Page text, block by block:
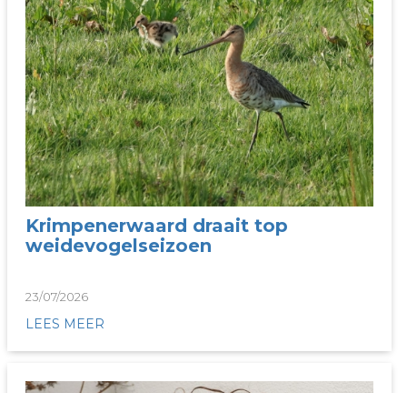
Krimpenerwaard draait top
weidevogelseizoen
23/07/2026
LEES MEER